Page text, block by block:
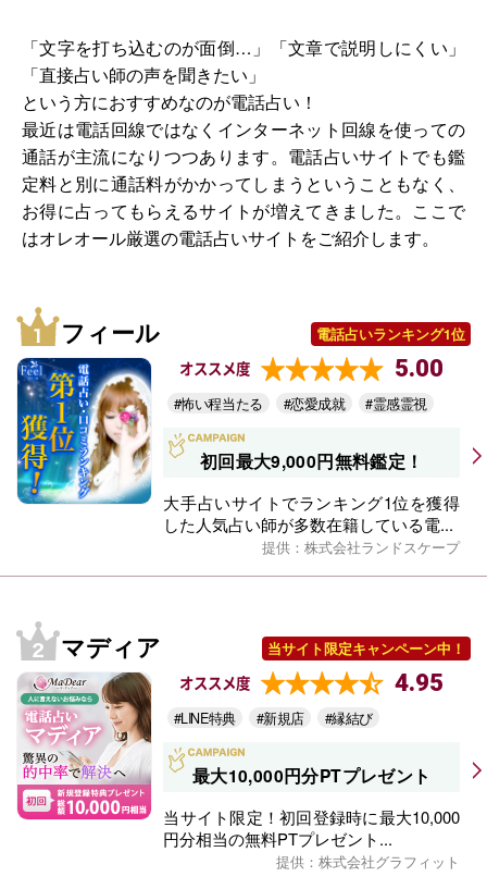
「文字を打ち込むのが面倒…」「文章で説明しにくい」
「直接占い師の声を聞きたい」
という方におすすめなのが電話占い！
最近は電話回線ではなくインターネット回線を使っての
通話が主流になりつつあります。電話占いサイトでも鑑
定料と別に通話料がかかってしまうということもなく、
お得に占ってもらえるサイトが増えてきました。ここで
はオレオール厳選の電話占いサイトをご紹介します。
フィール 電話占いランキング1位
オススメ度 5.00
#怖い程当たる #恋愛成就 #霊感霊視
初回最大9,000円無料鑑定！
大手占いサイトでランキング1位を獲得
した人気占い師が多数在籍している電...
提供：株式会社ランドスケープ
マディア 当サイト限定キャンペーン中！
オススメ度 4.95
#LINE特典 #新規店 #縁結び
最大10,000円分PTプレゼント
当サイト限定！初回登録時に最大10,000
円分相当の無料PTプレゼント...
提供：株式会社グラフィット